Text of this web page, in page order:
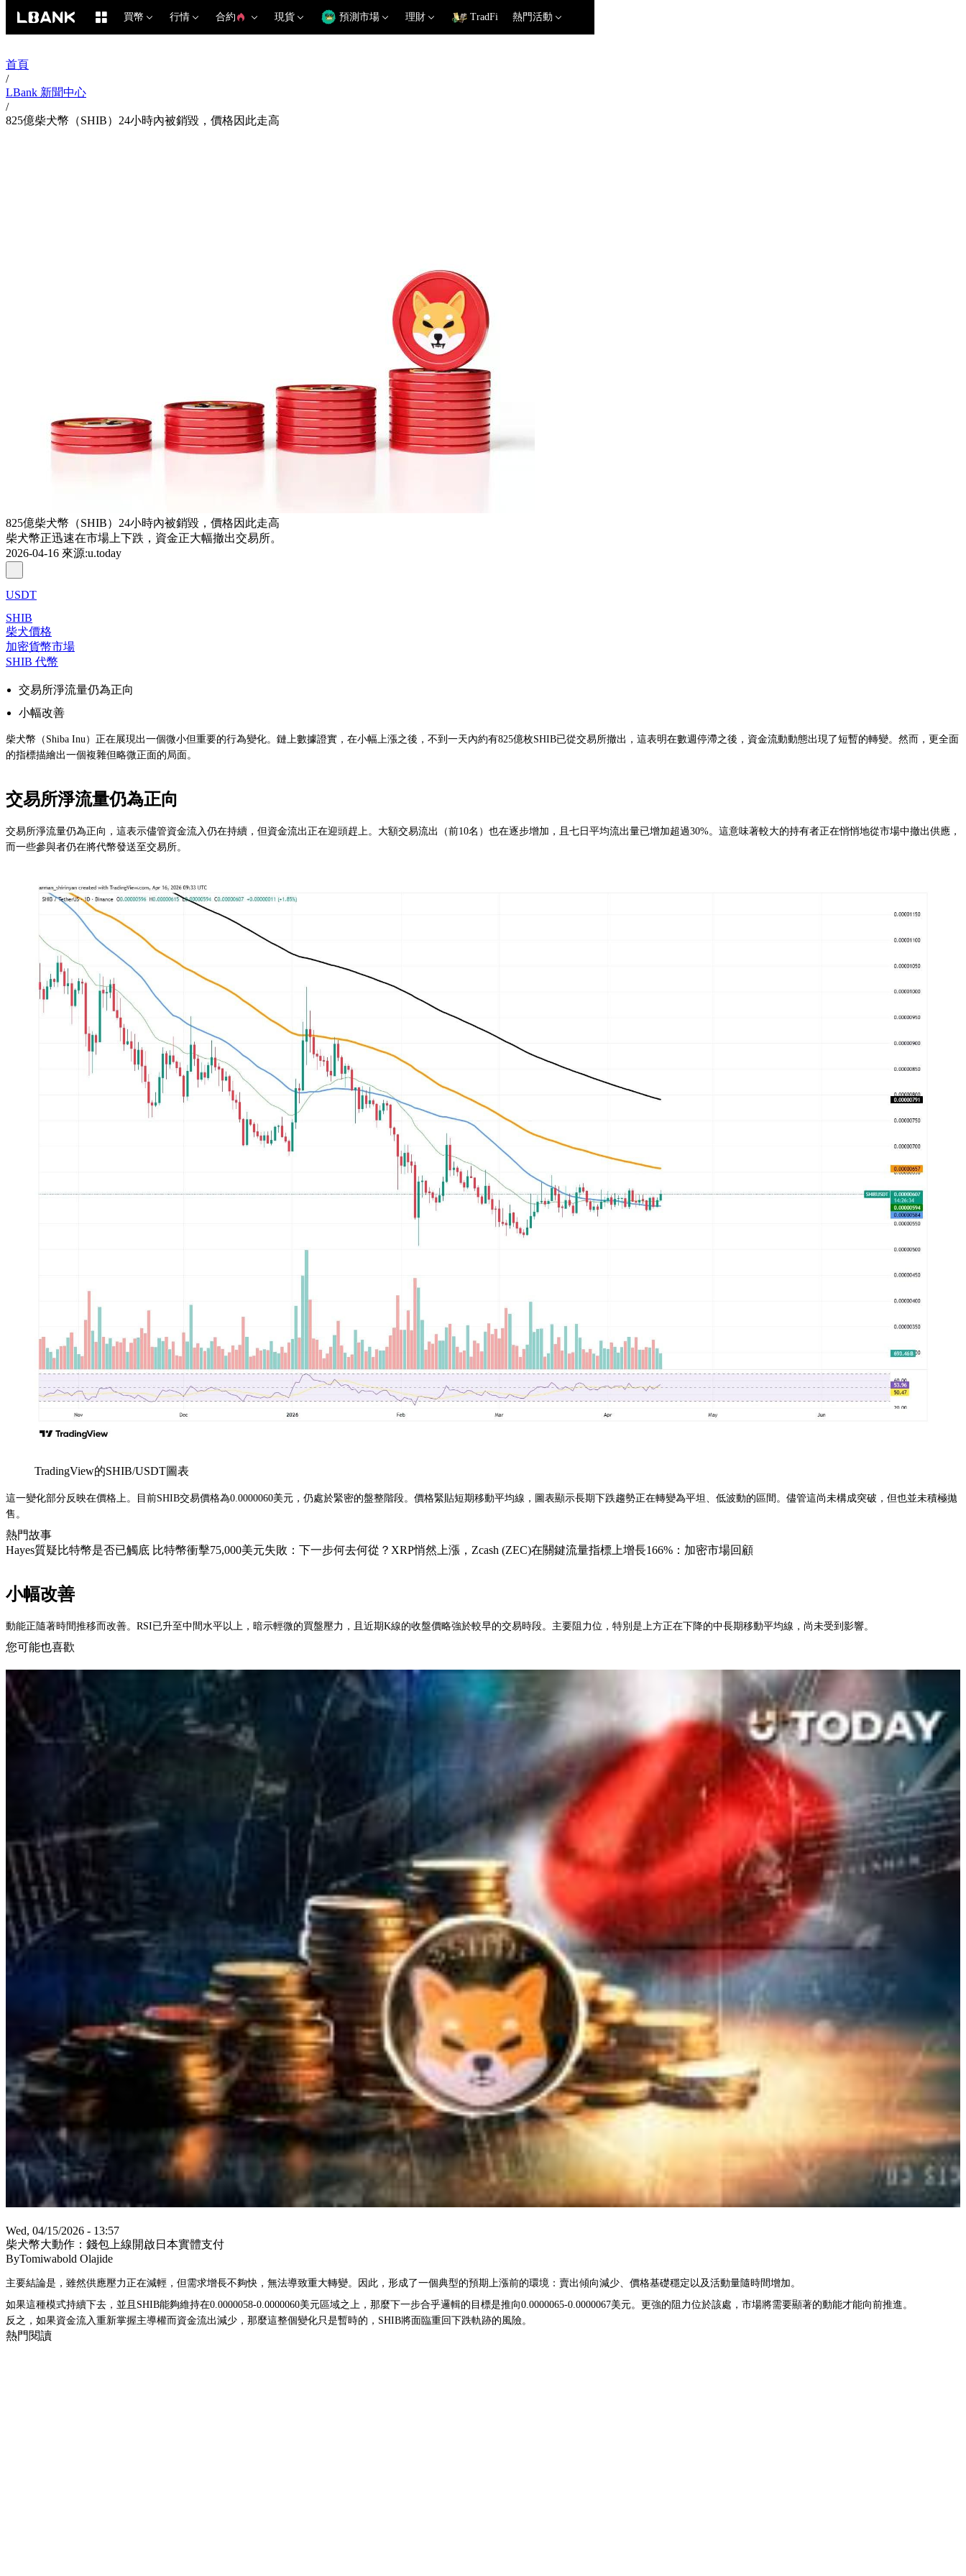
買幣 行情 合約 現貨 預測市場 理財 TradFi 熱門活動
首頁
/
LBank 新聞中心
/
825億柴犬幣（SHIB）24小時內被銷毀，價格因此走高
825億柴犬幣（SHIB）24小時內被銷毀，價格因此走高
柴犬幣正迅速在市場上下跌，資金正大幅撤出交易所。
2026-04-16 來源:u.today
USDT
SHIB
柴犬價格
加密貨幣市場
SHIB 代幣
交易所淨流量仍為正向
小幅改善
柴犬幣（Shiba Inu）正在展現出一個微小但重要的行為變化。鏈上數據證實，在小幅上漲之後，不到一天內約有825億枚SHIB已從交易所撤出，這表明在數週停滯之後，資金流動動態出現了短暫的轉變。然而，更全面
的指標描繪出一個複雜但略微正面的局面。
交易所淨流量仍為正向
交易所淨流量仍為正向，這表示儘管資金流入仍在持續，但資金流出正在迎頭趕上。大額交易流出（前10名）也在逐步增加，且七日平均流出量已增加超過30%。這意味著較大的持有者正在悄悄地從市場中撤出供應，
而一些參與者仍在將代幣發送至交易所。
TradingView的SHIB/USDT圖表
這一變化部分反映在價格上。目前SHIB交易價格為0.0000060美元，仍處於緊密的盤整階段。價格緊貼短期移動平均線，圖表顯示長期下跌趨勢正在轉變為平坦、低波動的區間。儘管這尚未構成突破，但也並未積極拋
售。
熱門故事
Hayes質疑比特幣是否已觸底 比特幣衝擊75,000美元失敗：下一步何去何從？XRP悄然上漲，Zcash (ZEC)在關鍵流量指標上增長166%：加密市場回顧
小幅改善
動能正隨著時間推移而改善。RSI已升至中間水平以上，暗示輕微的買盤壓力，且近期K線的收盤價略強於較早的交易時段。主要阻力位，特別是上方正在下降的中長期移動平均線，尚未受到影響。
您可能也喜歡
Wed, 04/15/2026 - 13:57
柴犬幣大動作：錢包上線開啟日本實體支付
ByTomiwabold Olajide
主要結論是，雖然供應壓力正在減輕，但需求增長不夠快，無法導致重大轉變。因此，形成了一個典型的預期上漲前的環境：賣出傾向減少、價格基礎穩定以及活動量隨時間增加。
如果這種模式持續下去，並且SHIB能夠維持在0.0000058-0.0000060美元區域之上，那麼下一步合乎邏輯的目標是推向0.0000065-0.0000067美元。更強的阻力位於該處，市場將需要顯著的動能才能向前推進。
反之，如果資金流入重新掌握主導權而資金流出減少，那麼這整個變化只是暫時的，SHIB將面臨重回下跌軌跡的風險。
熱門閱讀